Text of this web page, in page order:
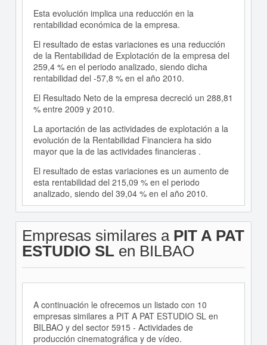
Esta evolución implica una reducción en la
rentabilidad económica de la empresa.
El resultado de estas variaciones es una reducción
de la Rentabilidad de Explotación de la empresa del
259,4 % en el periodo analizado, siendo dicha
rentabilidad del -57,8 % en el año 2010.
El Resultado Neto de la empresa decreció un 288,81
% entre 2009 y 2010.
La aportación de las actividades de explotación a la
evolución de la Rentabilidad Financiera ha sido
mayor que la de las actividades financieras .
El resultado de estas variaciones es un aumento de
esta rentabilidad del 215,09 % en el periodo
analizado, siendo del 39,04 % en el año 2010.
Empresas similares a PIT A PAT
ESTUDIO SL en BILBAO
A continuación le ofrecemos un listado con 10
empresas similares a PIT A PAT ESTUDIO SL en
BILBAO y del sector 5915 - Actividades de
producción cinematográfica y de vídeo.